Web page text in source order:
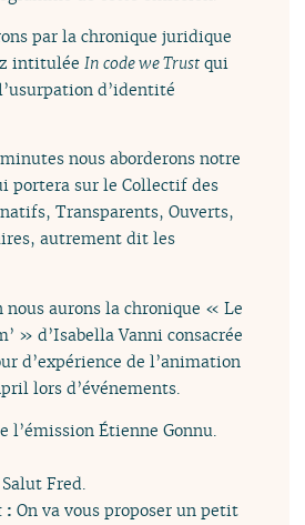
par la chronique juridique
intituléeIn code we Trust qui
d’identité
nous aborderons notre
portera sur le Collectif des
Transparents, Ouverts,
autrement dit les
nous aurons la chronique « Le
» d’Isabella Vanni consacrée
d’expérience de l’animation
lors d’événements.
l’émission Étienne Gonnu.
Salut Fred.
:On va vous proposer un petit